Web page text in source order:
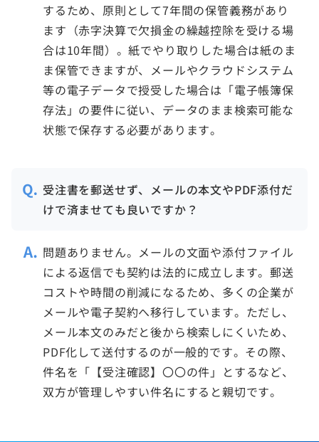
するため、原則として7年間の保管義務があり
ます（赤字決算で欠損金の繰越控除を受ける場
合は10年間）。紙でやり取りした場合は紙のま
ま保管できますが、メールやクラウドシステム
等の電子データで授受した場合は「電子帳簿保
存法」の要件に従い、データのまま検索可能な
状態で保存する必要があります。
受注書を郵送せず、メールの本文やPDF添付だ
けで済ませても良いですか？
問題ありません。メールの文面や添付ファイル
による返信でも契約は法的に成立します。郵送
コストや時間の削減になるため、多くの企業が
メールや電子契約へ移行しています。ただし、
メール本文のみだと後から検索しにくいため、
PDF化して送付するのが一般的です。その際、
件名を「【受注確認】〇〇の件」とするなど、
双方が管理しやすい件名にすると親切です。